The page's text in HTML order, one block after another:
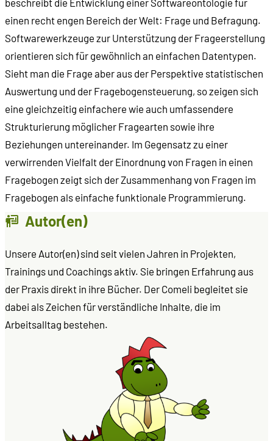
beschreibt die Entwicklung einer Softwareontologie für
einen recht engen Bereich der Welt: Frage und Befragung.
Softwarewerkzeuge zur Unterstützung der Frageerstellung
orientieren sich für gewöhnlich an einfachen Datentypen.
Sieht man die Frage aber aus der Perspektive statistischen
Auswertung und der Fragebogensteuerung, so zeigen sich
eine gleichzeitig einfachere wie auch umfassendere
Strukturierung möglicher Fragearten sowie ihre
Beziehungen untereinander. Im Gegensatz zu einer
verwirrenden Vielfalt der Einordnung von Fragen in einen
Fragebogen zeigt sich der Zusammenhang von Fragen im
Fragebogen als einfache funktionale Programmierung.
Autor(en)
Unsere Autor(en) sind seit vielen Jahren in Projekten,
Trainings und Coachings aktiv. Sie bringen Erfahrung aus
der Praxis direkt in ihre Bücher. Der Comeli begleitet sie
dabei als Zeichen für verständliche Inhalte, die im
Arbeitsalltag bestehen.